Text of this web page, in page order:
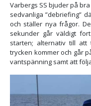
Varbergs SS bjuder på
sedvanliga ”debriefing”
och ställer nya frågor.
sekunder går väldigt
starten; alternativ till
trycken kommer och går
vantspänning samt att